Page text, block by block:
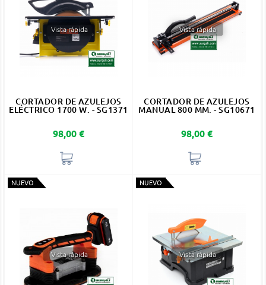
Vista rápida
CORTADOR DE AZULEJOS
ELÉCTRICO 1700 W. - SG1371
Precio
98,00 €
Vista rápida
CORTADOR DE AZULEJOS
MANUAL 800 MM. - SG10671
Precio
98,00 €
NUEVO
Vista rápida
NUEVO
Vista rápida